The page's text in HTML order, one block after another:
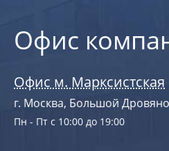
Офис
Офис м. Марксистская
г. Москва, Большой
Пн - Пт с 10:00 до 19:00